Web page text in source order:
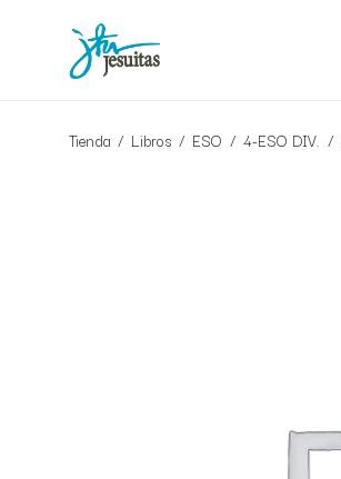
Tienda / Libros / ESO / 4-ESO DIV. /